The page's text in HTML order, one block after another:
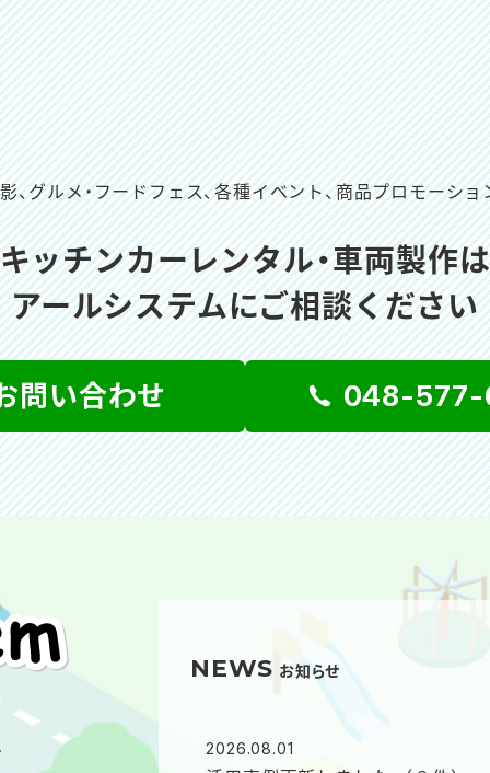
、グルメ・フードフェス、各種イベント、商品プロモーショ
キッチンカーレンタル・車両製作は
アールシステムにご相談ください
問い合わせ 048-577-
NEWS お知らせ
2026.08.01